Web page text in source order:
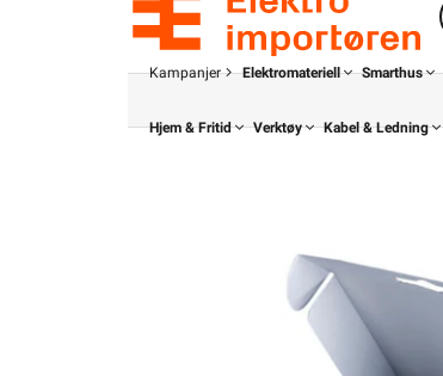
Kampanjer Elektromateriell Smarthus
Hjem & Fritid Verktøy Kabel & Ledning